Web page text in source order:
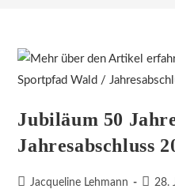
Jubiläum 50
Jahresabschluss
Beitrags-
Jacqueline Lehmann
Beitrag
28.